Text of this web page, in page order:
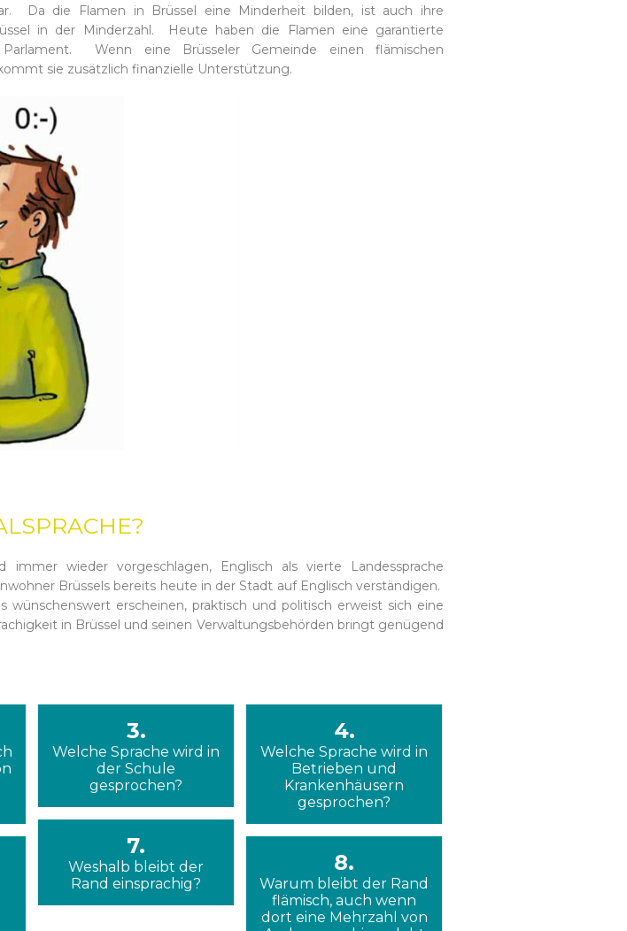
Da die Flamen in Brüssel eine Minderheit bilden, ist auch ihre
in der Minderzahl. Heute haben die Flamen eine garantierte
Wenn eine Brüsseler Gemeinde einen flämischen
sie zusätzlich finanzielle Unterstützung.
wieder vorgeschlagen, Englisch als vierte Landessprache
Brüssels bereits heute in der Stadt auf Englisch verständigen.
erscheinen, praktisch und politisch erweist sich eine
in Brüssel und seinen Verwaltungsbehörden bringt genügend
3.
Welche Sprache wird in
der Schule
gesprochen?
4.
Welche Sprache wird in
Betrieben und
Krankenhäusern
gesprochen?
7.
Weshalb bleibt der
Rand einsprachig?
8.
Warum bleibt der Rand
flämisch, auch wenn
dort eine Mehrzahl von